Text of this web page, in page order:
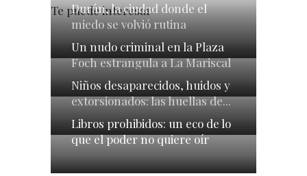
Te puede interesar
Durán, la ciudad donde el
miedo se volvió rutina
Un nudo criminal en la Plaza
Foch estrangula a La Mariscal
Niños desaparecidos, huidos y
extorsionados: las huellas de...
Libros prohibidos: un eco de lo
que el poder no quiere oír